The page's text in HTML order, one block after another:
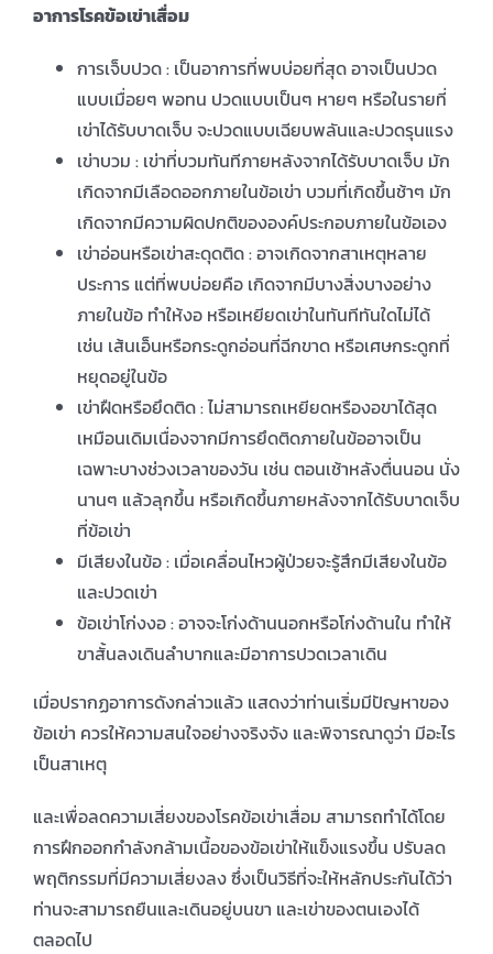
อาการโรคข้อเข่าเสื่อม
การเจ็บปวด : เป็นอาการที่พบบ่อยที่สุด อาจเป็นปวด
แบบเมื่อยๆ พอทน ปวดแบบเป็นๆ หายๆ หรือในรายที่
เข่าได้รับบาดเจ็บ จะปวดแบบเฉียบพลันและปวดรุนแรง
เข่าบวม : เข่าที่บวมทันทีภายหลังจากได้รับบาดเจ็บ มัก
เกิดจากมีเลือดออกภายในข้อเข่า บวมที่เกิดขึ้นช้าๆ มัก
เกิดจากมีความผิดปกติขององค์ประกอบภายในข้อเอง
เข่าอ่อนหรือเข่าสะดุดติด : อาจเกิดจากสาเหตุหลาย
ประการ แต่ที่พบบ่อยคือ เกิดจากมีบางสิ่งบางอย่าง
ภายในข้อ ทำให้งอ หรือเหยียดเข่าในทันทีทันใดไม่ได้
เช่น เส้นเอ็นหรือกระดูกอ่อนที่ฉีกขาด หรือเศษกระดูกที่
หยุดอยู่ในข้อ
เข่าฝืดหรือยึดติด : ไม่สามารถเหยียดหรืองอขาได้สุด
เหมือนเดิมเนื่องจากมีการยึดติดภายในข้ออาจเป็น
เฉพาะบางช่วงเวลาของวัน เช่น ตอนเช้าหลังตื่นนอน นั่ง
นานๆ แล้วลุกขึ้น หรือเกิดขึ้นภายหลังจากได้รับบาดเจ็บ
ที่ข้อเข่า
มีเสียงในข้อ : เมื่อเคลื่อนไหวผู้ป่วยจะรู้สึกมีเสียงในข้อ
และปวดเข่า
ข้อเข่าโก่งงอ : อาจจะโก่งด้านนอกหรือโก่งด้านใน ทำให้
ขาสั้นลงเดินลำบากและมีอาการปวดเวลาเดิน
เมื่อปรากฏอาการดังกล่าวแล้ว แสดงว่าท่านเริ่มมีปัญหาของ
ข้อเข่า ควรให้ความสนใจอย่างจริงจัง และพิจารณาดูว่า มีอะไร
เป็นสาเหตุ
และเพื่อลดความเสี่ยงของโรคข้อเข่าเสื่อม สามารถทำได้โดย
การฝึกออกกำลังกล้ามเนื้อของข้อเข่าให้แข็งแรงขึ้น ปรับลด
พฤติกรรมที่มีความเสี่ยงลง ซึ่งเป็นวิธีที่จะให้หลักประกันได้ว่า
ท่านจะสามารถยืนและเดินอยู่บนขา และเข่าของตนเองได้
ตลอดไป